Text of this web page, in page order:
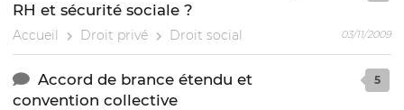
RH et sécurité sociale ?
Accueil Droit privé Droit social 03/11/2009
Accord de brance étendu et
convention collective
5